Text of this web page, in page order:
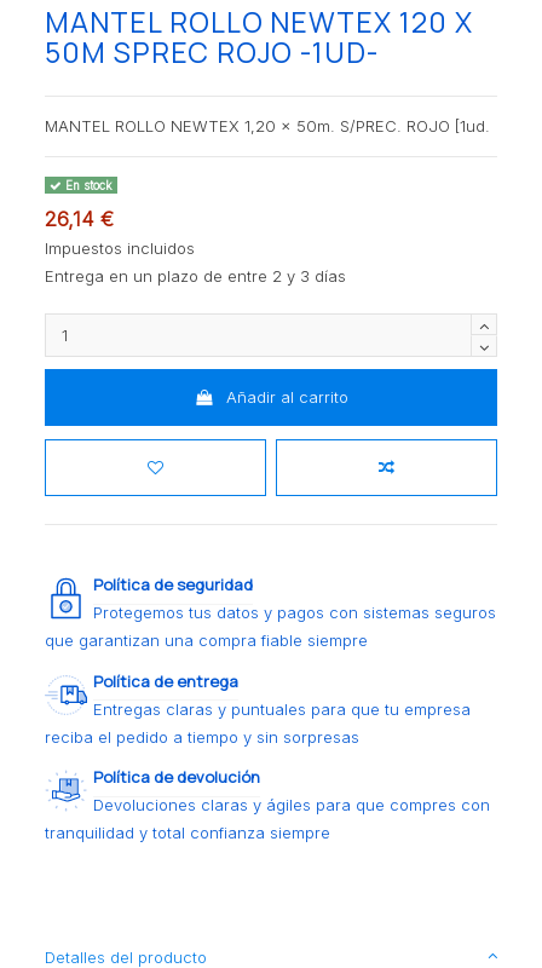
MANTEL ROLLO NEWTEX 120 X
50M SPREC ROJO -1UD-
MANTEL ROLLO NEWTEX 1,20 x 50m. S/PREC. ROJO [1ud.
En stock
26,14 €
Impuestos incluidos
Entrega en un plazo de entre 2 y 3 días
Añadir al carrito
Política de seguridad
Protegemos tus datos y pagos con sistemas seguros
que garantizan una compra fiable siempre
Política de entrega
Entregas claras y puntuales para que tu empresa
reciba el pedido a tiempo y sin sorpresas
Política de devolución
Devoluciones claras y ágiles para que compres con
tranquilidad y total confianza siempre
Detalles del producto